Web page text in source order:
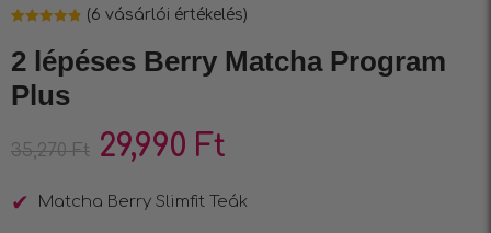
az 5-
ből,
értékelés
alapján
(6 vásárlói értékelés)
2 lépéses Berry Matcha Program
Plus
35,270Ft 29,990 Ft
Matcha Berry Slimfit Teák